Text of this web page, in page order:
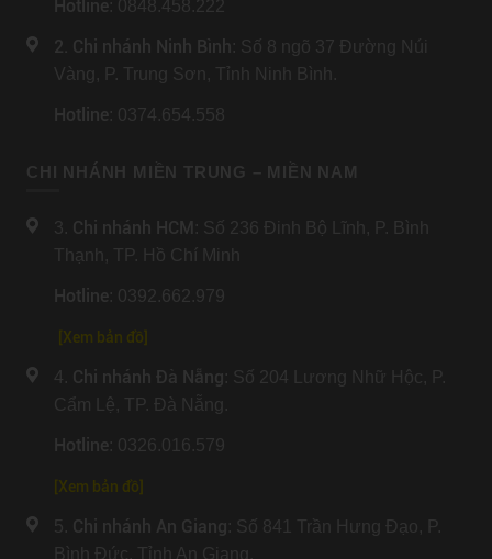
Hotline: 0848.458.222
2. Chi nhánh Ninh Bình: Số 8 ngõ 37 Đường Núi
Vàng, P. Trung Sơn, Tỉnh Ninh Bình.
Hotline: 0374.654.558
CHI NHÁNH MIỀN TRUNG – MIỀN NAM
3. Chi nhánh HCM : Số 236 Đinh Bộ Lĩnh, P. Bình
Thạnh, TP. Hồ Chí Minh
Hotline: 0392.662.979
[Xem bản đồ]
4. Chi nhánh Đà Nẵng: Số 204 Lương Nhữ Hộc, P.
Cẩm Lệ, TP. Đà Nẵng.
Hotline: 0326.016.579
Xem bản đồ
5. Chi nhánh An Giang: Số 841 Trần Hưng Đạo, P.
Bình Đức, Tỉnh An Giang.